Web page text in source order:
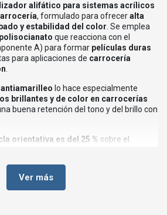
alifático para sistemas acrílicos
, formulado para ofreceralta
y estabilidad del color . Se emplea
que reacciona con el
A) para formar películas duras
para aplicaciones de carrocería
lo hace especialmente
brillantes y de color en carrocerías
buena retención del tono y del brillo con
orientativa es del 25 % sobre el
Ver más